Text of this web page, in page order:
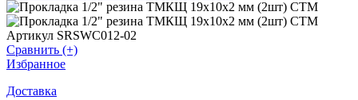
Артикул SRSWC012-02
Сравнить (+)
Избранное
Доставка